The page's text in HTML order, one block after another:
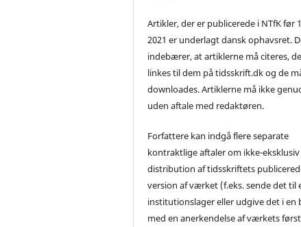
Artikler, der er publicerede i NTfK før
2021 er underlagt dansk ophavsret.
indebærer, at artiklerne må citeres,
linkes til dem på tidsskrift.dk og de
downloades. Artiklerne må ikke
uden aftale med redaktøren.
Forfattere kan indgå flere separate
kontraktlige aftaler om ikke-eksklusiv
distribution af tidsskriftets
version af værket (f.eks. sende det til
institutionslager eller udgive det i en
med en anerkendelse af værkets